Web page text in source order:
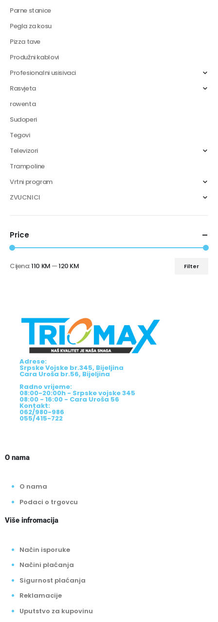
Parne stanice
Pegla za kosu
Pizza tave
Produžni kablovi
Profesionalni usisivaci
Rasvjeta
rowenta
Sudoperi
Tegovi
Televizori
Trampoline
Vrtni program
ZVUCNICI
Price
Filter
Cijena:110 KM —120 KM
Adrese:
Srpske Vojske br.345, Bijeljina
Cara Uroša br.56, Bijeljina
Radno vrijeme:
08:00-20:00h - Srpske vojske 345
08:00 - 16:00 - Cara Uroša 56
Kontakt:
062/980-986
055/415-722
O nama
O nama
Podaci o trgovcu
Više infromacija
Način isporuke
Načini plaćanja
Sigurnost plaćanja
Reklamacije
Uputstvo za kupovinu